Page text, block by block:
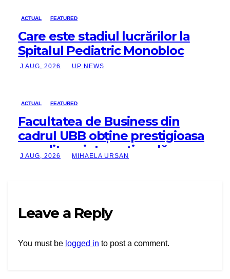
ACTUAL FEATURED
Care este stadiul lucrărilor la
Spitalul Pediatric Monobloc
J AUG, 2026 UP NEWS
ACTUAL FEATURED
Facultatea de Business din
cadrul UBB obține prestigioasa
acreditare internațională
J AUG, 2026 MIHAELA URSAN
Leave a Reply
You must be logged in to post a comment.